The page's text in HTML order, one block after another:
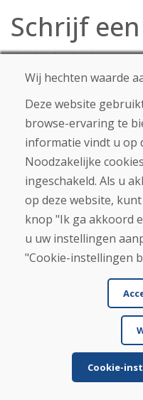
Schrijf
★★★★★
Voor- en achternaam
E-mail
Infolijn
Wij hechten waarde
Deze website
browse-ervaring te
informatie vindt u op
Noodzakelijke
ingeschakeld. Als u
op deze website,
knop "Ik ga akkoord
u uw instellingen
"Cookie-instellingen
Cookie-